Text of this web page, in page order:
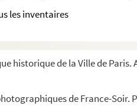
les inventaires
historique de la Ville de
de France-Soir.